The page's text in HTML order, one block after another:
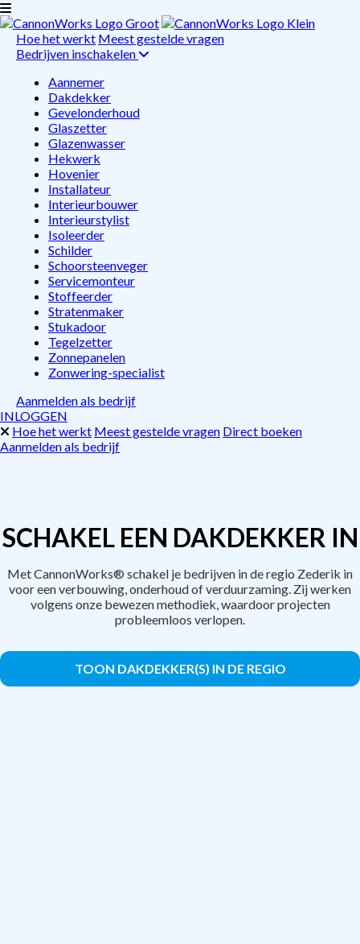
Hoe het werkt Meest gestelde vragen
Bedrijven inschakelen
Aannemer
Dakdekker
Gevelonderhoud
Glaszetter
Glazenwasser
Hekwerk
Hovenier
Installateur
Interieurbouwer
Interieurstylist
Isoleerder
Schilder
Schoorsteenveger
Servicemonteur
Stoffeerder
Stratenmaker
Stukadoor
Tegelzetter
Zonnepanelen
Zonwering-specialist
Aanmelden als bedrijf
INLOGGEN
Hoe het werkt Meest gestelde vragen Direct boeken
Aanmelden als bedrijf
SCHAKEL EEN DAKDEKKER IN
Met CannonWorks® schakel je bedrijven in de regio Zederik in
voor een verbouwing, onderhoud of verduurzaming. Zij werken
volgens onze bewezen methodiek, waardoor projecten
probleemloos verlopen.
TOON DAKDEKKER(S) IN DE REGIO